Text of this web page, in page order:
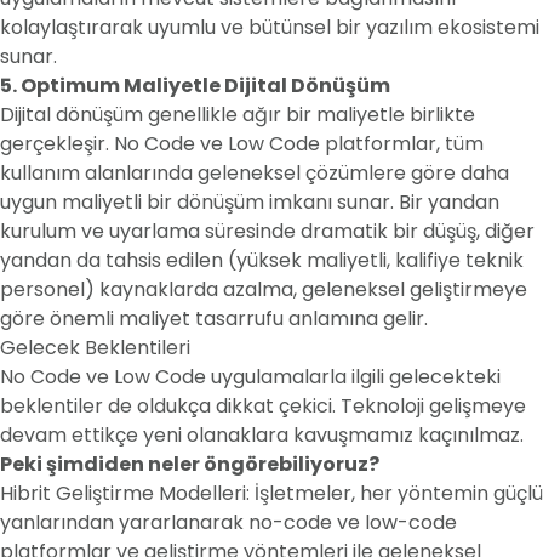
kolaylaştırarak uyumlu ve bütünsel bir yazılım ekosistemi
sunar.
5. Optimum Maliyetle Dijital Dönüşüm
Dijital dönüşüm genellikle ağır bir maliyetle birlikte
gerçekleşir. No Code ve Low Code platformlar, tüm
kullanım alanlarında geleneksel çözümlere göre daha
uygun maliyetli bir dönüşüm imkanı sunar. Bir yandan
kurulum ve uyarlama süresinde dramatik bir düşüş, diğer
yandan da tahsis edilen (yüksek maliyetli, kalifiye teknik
personel) kaynaklarda azalma, geleneksel geliştirmeye
göre önemli maliyet tasarrufu anlamına gelir.
Gelecek Beklentileri
No Code ve Low Code uygulamalarla ilgili gelecekteki
beklentiler de oldukça dikkat çekici. Teknoloji gelişmeye
devam ettikçe yeni olanaklara kavuşmamız kaçınılmaz.
Peki şimdiden neler öngörebiliyoruz?
Hibrit Geliştirme Modelleri: İşletmeler, her yöntemin güçlü
yanlarından yararlanarak no-code ve low-code
platformlar ve geliştirme yöntemleri ile geleneksel